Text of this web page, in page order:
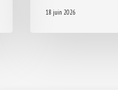
18 juin 2026